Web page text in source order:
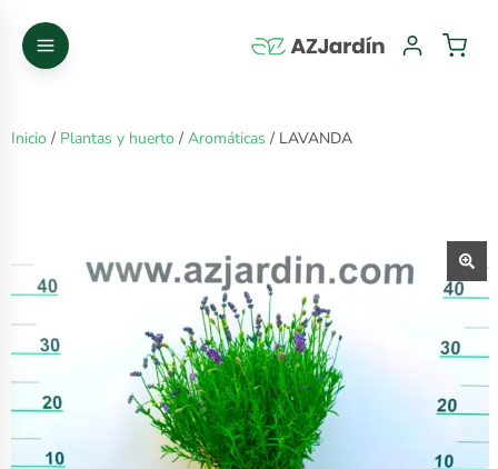
Inicio / Plantas y huerto / Aromáticas / LAVANDA